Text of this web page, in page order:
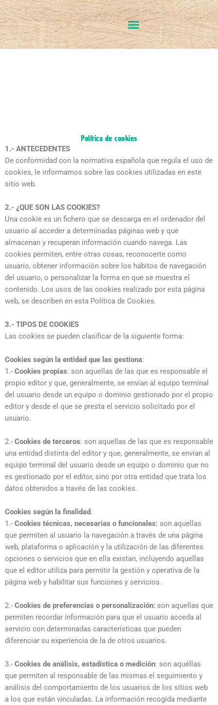
Ir
al
contenido
Política de cookies
1.- ANTECEDENTES
De conformidad con la normativa española que regula el uso de
cookies, le informamos sobre las cookies utilizadas en este
sitio web.
2.- ¿QUE SON LAS COOKIES?
Una cookie es un fichero que se descarga en el ordenador del
usuario al acceder a determinadas páginas web y que
almacenan y recuperan información cuando navega. Las
cookies permiten, entre otras cosas, reconocerte como
usuario, obtener información sobre los hábitos de navegación
del usuario, o personalizar la forma en que se muestra el
contenido. Los usos de las cookies realizado por esta página
web, se describen en esta Política de Cookies.
3.- TIPOS DE COOKIES
Las cookies se pueden clasificar de la siguiente forma:
Cookies según la entidad que las gestiona:
1.- Cookies propias: son aquellas de las que es responsable el
propio editor y que, generalmente, se envían al equipo terminal
del usuario desde un equipo o dominio gestionado por el propio
editor y desde el que se presta el servicio solicitado por el
usuario.
2.- Cookies de terceros: son aquellas de las que es responsable
una entidad distinta del editor y que, generalmente, se envían al
equipo terminal del usuario desde un equipo o dominio que no
es gestionado por el editor, sino por otra entidad que trata los
datos obtenidos a través de las cookies.
Cookies según la finalidad:
1.- Cookies técnicas, necesarias o funcionales: son aquellas
que permiten al usuario la navegación a través de una página
web, plataforma o aplicación y la utilización de las diferentes
opciones o servicios que en ella existan, incluyendo aquellas
que el editor utiliza para permitir la gestión y operativa de la
página web y habilitar sus funciones y servicios.
2.- Cookies de preferencias o personalización: son aquellas que
permiten recordar información para que el usuario acceda al
servicio con determinadas características que pueden
diferenciar su experiencia de la de otros usuarios.
3.- Cookies de análisis, estadística o medición: son aquéllas
que permiten al responsable de las mismas el seguimiento y
análisis del comportamiento de los usuarios de los sitios web
a los que están vinculadas. La información recogida mediante